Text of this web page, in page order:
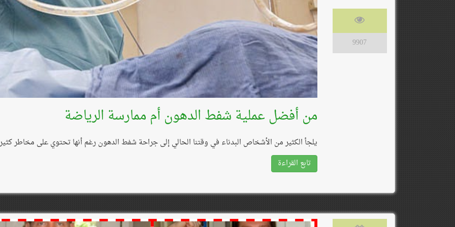
9907
من أفضل عملية شفط الدهون أم ممارسة الرياضة
يلجأ الكثير من الأشخاص البدناء في وقتنا الحالي إلى جراحة شفط الدهون رغم أنها تحتوي على مخاطر
تابع القراءة